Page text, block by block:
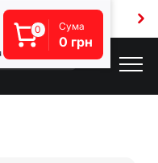
5000 грн
0 Сума
0 грн